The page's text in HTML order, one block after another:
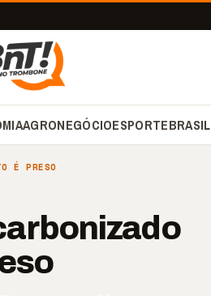
AGRONEGÓCIOESPORTEBRASIL
É PRESO